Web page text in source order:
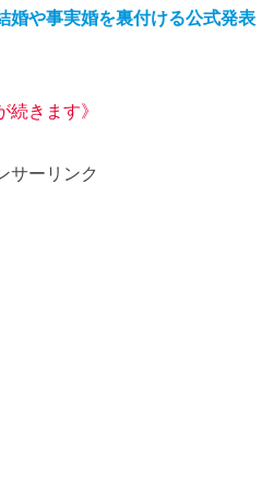
婚や事実婚を裏付ける公式発表
続きます》
サーリンク